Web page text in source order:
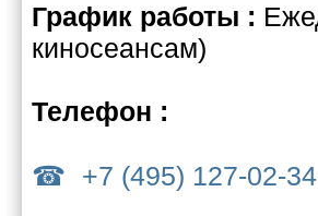
График работы :
киносеансам)
Телефон :
+7 (495) 127-02-34